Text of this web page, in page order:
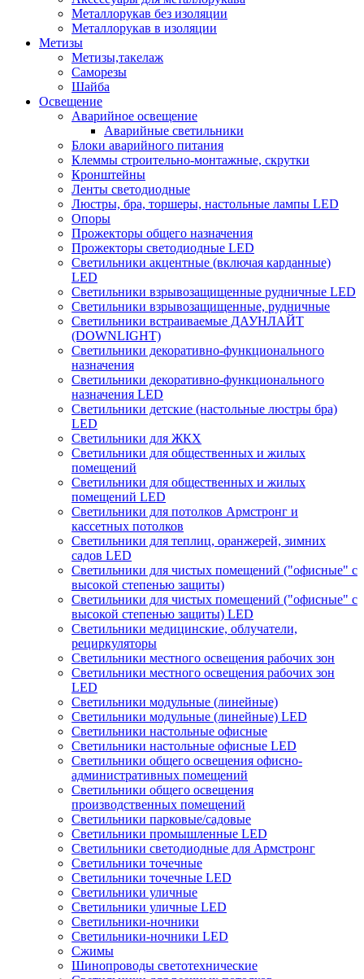
Металлорукав без изоляции
Металлорукав в изоляции
Метизы
Метизы,такелаж
Саморезы
Шайба
Освещение
Аварийное освещение
Аварийные светильники
Блоки аварийного питания
Клеммы строительно-монтажные, скрутки
Кронштейны
Ленты светодиодные
Люстры, бра, торшеры, настольные лампы LED
Опоры
Прожекторы общего назначения
Прожекторы светодиодные LED
Светильники акцентные (включая карданные)
LED
Светильники взрывозащищенные рудничные LED
Светильники взрывозащищенные, рудничные
Светильники встраиваемые ДАУНЛАЙТ
(DOWNLIGHT)
Светильники декоративно-функционального
назначения
Светильники декоративно-функционального
назначения LED
Светильники детские (настольные люстры бра)
LED
Светильники для ЖКХ
Светильники для общественных и жилых
помещений
Светильники для общественных и жилых
помещений LED
Светильники для потолков Армстронг и
кассетных потолков
Светильники для теплиц, оранжерей, зимних
садов LED
Светильники для чистых помещений ("офисные" с
высокой степенью защиты)
Светильники для чистых помещений ("офисные" с
высокой степенью защиты) LED
Светильники медицинские, облучатели,
рециркуляторы
Светильники местного освещения рабочих зон
Светильники местного освещения рабочих зон
LED
Светильники модульные (линейные)
Светильники модульные (линейные) LED
Светильники настольные офисные
Светильники настольные офисные LED
Светильники общего освещения офисно-
административных помещений
Светильники общего освещения
производственных помещений
Светильники парковые/садовые
Светильники промышленные LED
Светильники светодиодные для Армстронг
Светильники точечные
Светильники точечные LED
Светильники уличные
Светильники уличные LED
Светильники-ночники
Светильники-ночники LED
Сжимы
Шинопроводы светотехнические